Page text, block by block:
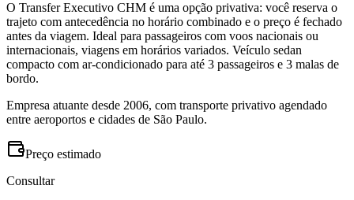
O Transfer Executivo CHM é uma opção privativa: você reserva o
trajeto com antecedência no horário combinado e o preço é fechado
antes da viagem. Ideal para passageiros com voos nacionais ou
internacionais, viagens em horários variados. Veículo sedan
compacto com ar-condicionado para até 3 passageiros e 3 malas de
bordo.
Empresa atuante desde 2006, com transporte privativo agendado
entre aeroportos e cidades de São Paulo.
Preço estimado
Consultar